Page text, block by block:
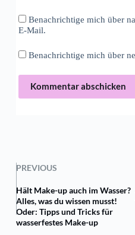
Benachrichtige mich über
E-Mail.
Benachrichtige mich über
Kommentar abschicken
PREVIOUS
Hält Make-up auch im Wasser?
Alles, was du wissen musst!
Oder: Tipps und Tricks für
wasserfestes Make-up